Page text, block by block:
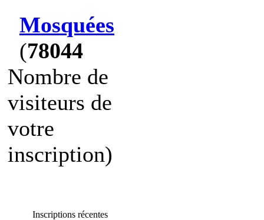
Mosquées
(78044
Nombre de
visiteurs de
votre
inscription)
Inscriptions récentes